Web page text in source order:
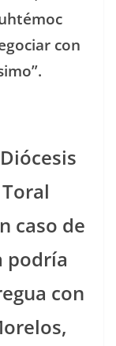
con
caso de
podría
con